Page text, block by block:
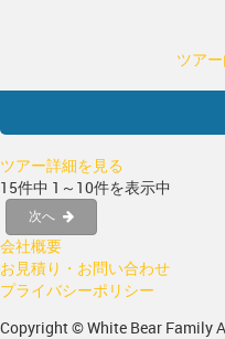
ツア
ツアー詳細を見る
15件中 1～10件を表示中
次へ
会社概要
お見積り・お問い合わせ
プライバシーポリシー
Copyright © White Bear Family